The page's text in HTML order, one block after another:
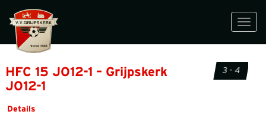
HFC 15 JO12-1 – Grijpskerk
JO12-1
3 - 4
Details